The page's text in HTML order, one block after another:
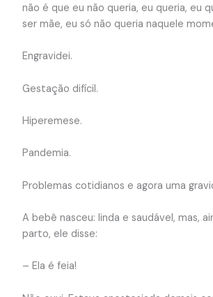
não é que eu não queria, eu queria, eu
ser mãe, eu só não queria naquele
Engravidei.
Gestação difícil.
Hiperemese.
Pandemia.
Problemas cotidianos e agora uma
A bebê nasceu: linda e saudável, mas,
parto, ele disse:
– Ela é feia!